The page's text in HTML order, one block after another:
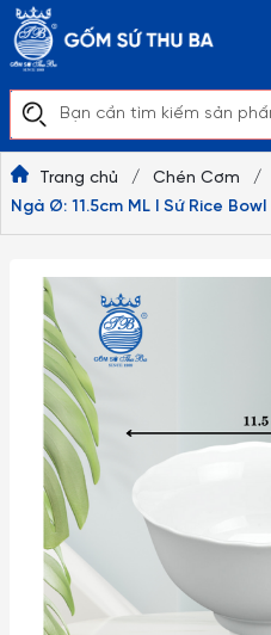
Trang chủ / Chén Cơm /
Ngà Ø: 11.5cm ML I Sứ Rice